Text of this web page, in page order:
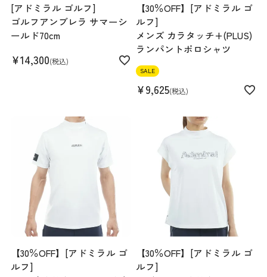
[アドミラル ゴルフ]
ゴルフアンブレラ サマーシ
ールド70cm
¥14,300 税込
【30％OFF】[アドミラル ゴ
ルフ]
メンズ カラタッチ+(PLUS)
ランパントポロシャツ
SALE
¥9,625 税込
【30％OFF】[アドミラル ゴ
ルフ]
【30％OFF】[アドミラル ゴ
ルフ]